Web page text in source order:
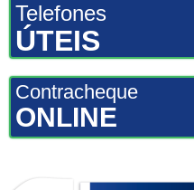
Telefones
ÚTEIS
Contracheque
ONLINE